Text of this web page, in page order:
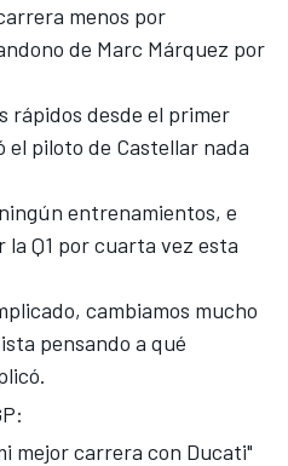
menos por
de Marc Márquez por
rápidos desde el primer
piloto de Castellar nada
entrenamientos, e
Q1 por cuarta vez esta
cambiamos mucho
pensando a qué
mejor carrera con Ducati"